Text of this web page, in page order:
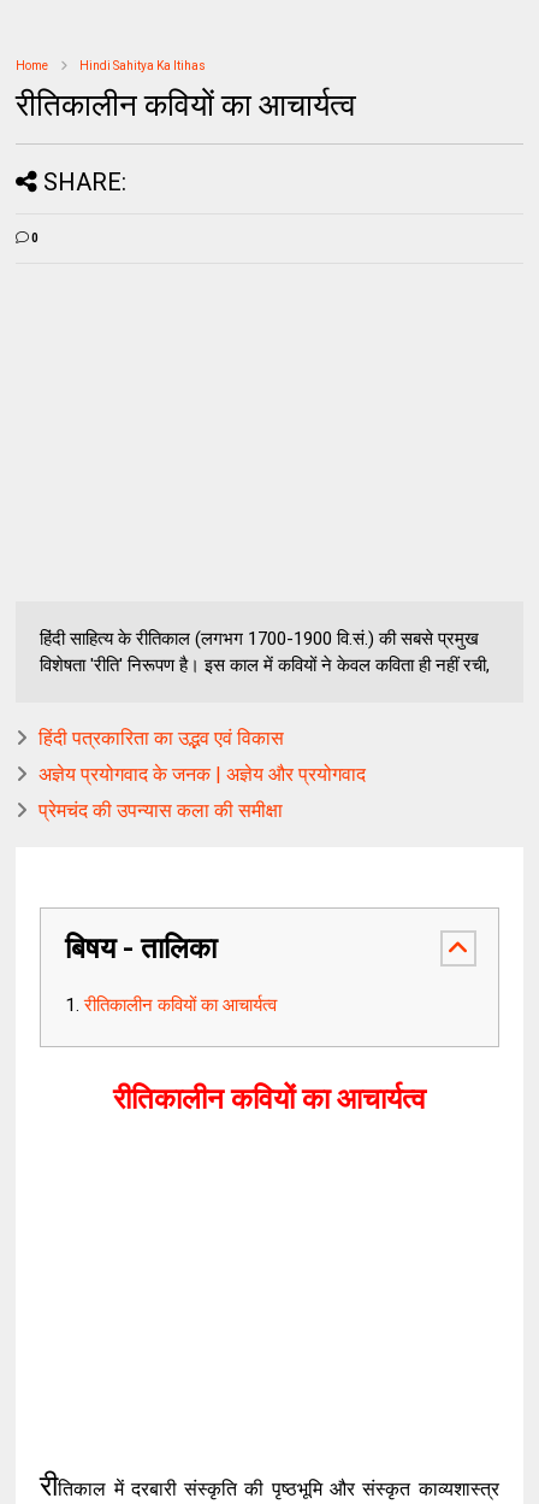
Home Hindi Sahitya Ka Itihas
रीतिकालीन कवियों का आचार्यत्व
SHARE:
0
हिंदी साहित्य के रीतिकाल (लगभग 1700-1900 वि.सं.) की सबसे प्रमुख
विशेषता 'रीति' निरूपण है। इस काल में कवियों ने केवल कविता ही नहीं रची,
हिंदी पत्रकारिता का उद्भव एवं विकास
अज्ञेय प्रयोगवाद के जनक | अज्ञेय और प्रयोगवाद
प्रेमचंद की उपन्यास कला की समीक्षा
बिषय - तालिका
रीतिकालीन कवियों का आचार्यत्व
रीतिकालीन कवियों का आचार्यत्व
रीतिकाल में दरबारी संस्कृति की पृष्ठभूमि और संस्कृत काव्यशास्त्र